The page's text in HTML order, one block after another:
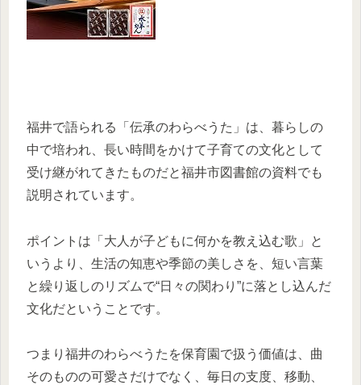
福井で語られる「伝承のわらべうた」は、暮らしの
中で培われ、長い時間をかけて子育ての文化として
受け継がれてきたものだと福井市図書館の資料でも
説明されています。
ポイントは「大人が子どもに何かを教え込む歌」と
いうより、生活の知恵や季節の美しさを、短い言葉
と繰り返しのリズムで“日々の関わり”に落とし込んだ
文化だということです。
つまり福井のわらべうたを保育園で扱う価値は、曲
そのものの可愛さだけでなく、毎日の支度、移動、